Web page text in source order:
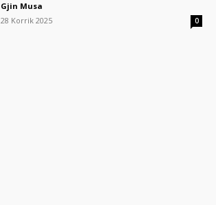
Gjin Musa
28 Korrik 2025
0